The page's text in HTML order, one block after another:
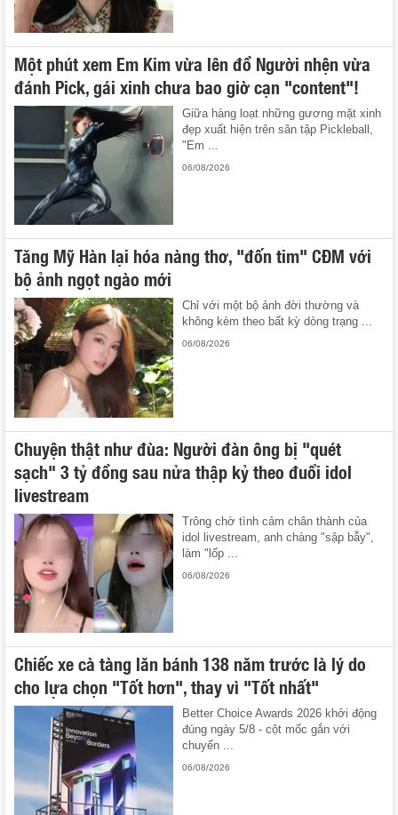
Một phút xem Em Kim vừa lên đồ Người nhện vừa
đánh Pick, gái xinh chưa bao giờ cạn "content"!
Giữa hàng loạt những gương mặt xinh
đẹp xuất hiện trên sân tập Pickleball,
"Em ...
06/08/2026
Tăng Mỹ Hàn lại hóa nàng thơ, "đốn tim" CĐM với
bộ ảnh ngọt ngào mới
Chỉ với một bộ ảnh đời thường và
không kèm theo bất kỳ dòng trạng ...
06/08/2026
Chuyện thật như đùa: Người đàn ông bị "quét
sạch" 3 tỷ đồng sau nửa thập kỷ theo đuổi idol
livestream
Trông chờ tình cảm chân thành của
idol livestream, anh chàng "sập bẫy",
làm "lốp ...
06/08/2026
Chiếc xe cà tàng lăn bánh 138 năm trước là lý do
cho lựa chọn "Tốt hơn", thay vì "Tốt nhất"
Better Choice Awards 2026 khởi động
đúng ngày 5/8 - cột mốc gắn với
chuyến ...
06/08/2026